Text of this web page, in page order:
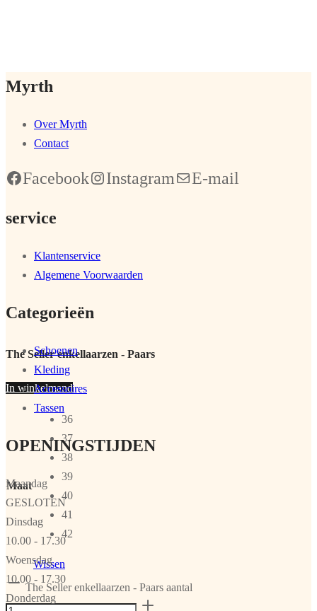
The Seller enkellaarzen - Paars
In winkelmand
Maat
36
37
38
39
40
41
42
Wissen
The Seller enkellaarzen - Paars aantal
Myrth
Over Myrth
Contact
Facebook Instagram E-mail
service
Klantenservice
Algemene Voorwaarden
Categorieën
Schoenen
Kleding
Accessoires
Tassen
OPENINGSTIJDEN
Maandag
GESLOTEN
Dinsdag
10.00 - 17.30
Woensdag
10.00 - 17.30
Donderdag